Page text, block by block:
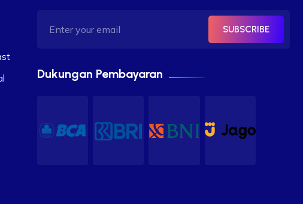
SUBSCRIBE
Dukungan Pembayaran